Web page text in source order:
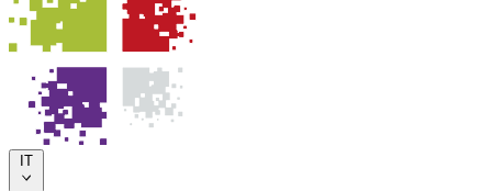
IT